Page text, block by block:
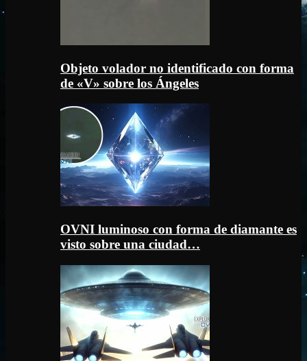
Objeto volador no identificado con forma
de «V» sobre los Ángeles
OVNI luminoso con forma de diamante es
visto sobre una ciudad…